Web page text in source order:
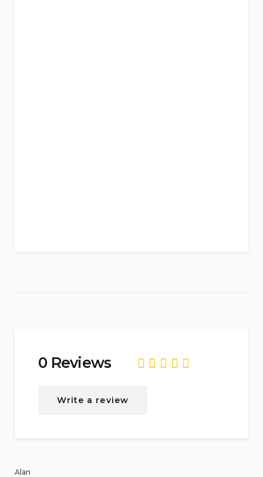
0 Reviews
0
Write a review
Alan